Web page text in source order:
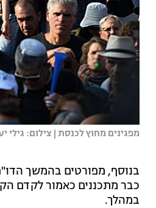
מפגינים מחוץ לכנסת | צילום: גילי
בנוסף, מפורטים בהמשך
כבר מתכננים כאמור לקדם
במהלך.